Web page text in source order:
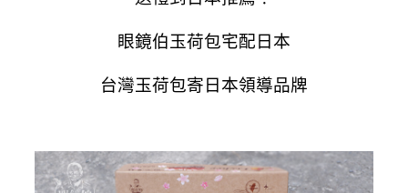
眼鏡伯玉荷包宅配日本
台灣玉荷包寄日本領導品牌